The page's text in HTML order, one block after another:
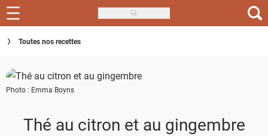
Skip
to
main
Recettes
Inspirations
Conseils
Menu de la semaine
Toutes nos recettes
Photo : Emma Boyns
Thé au citron et au gingembre